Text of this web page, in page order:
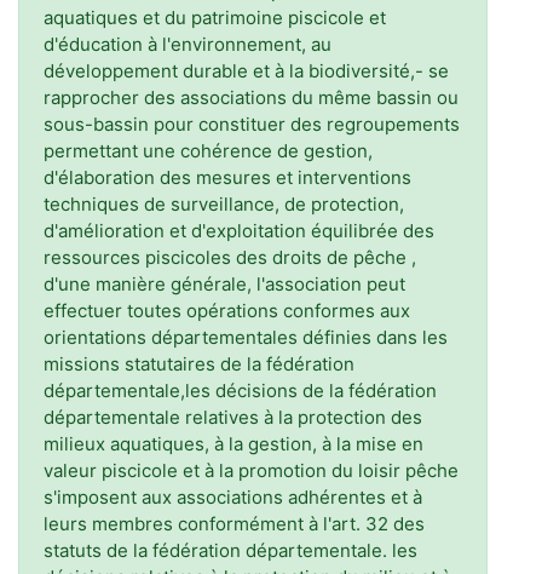
aquatiques et du patrimoine piscicole et
d'éducation à l'environnement, au
développement durable et à la biodiversité,- se
rapprocher des associations du même bassin ou
sous-bassin pour constituer des regroupements
permettant une cohérence de gestion,
d'élaboration des mesures et interventions
techniques de surveillance, de protection,
d'amélioration et d'exploitation équilibrée des
ressources piscicoles des droits de pêche ,
d'une manière générale, l'association peut
effectuer toutes opérations conformes aux
orientations départementales définies dans les
missions statutaires de la fédération
départementale,les décisions de la fédération
départementale relatives à la protection des
milieux aquatiques, à la gestion, à la mise en
valeur piscicole et à la promotion du loisir pêche
s'imposent aux associations adhérentes et à
leurs membres conformément à l'art. 32 des
statuts de la fédération départementale. les